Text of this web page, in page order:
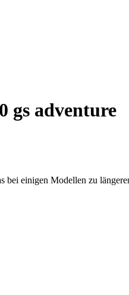
gs adventure
einigen Modellen zu